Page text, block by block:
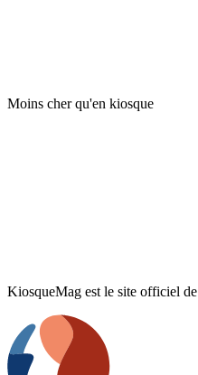
Moins cher qu'en kiosque
KiosqueMag est le site officiel de